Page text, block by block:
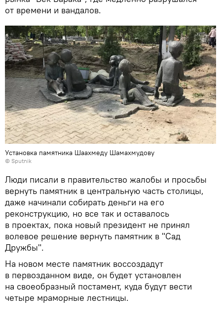
от времени и вандалов.
Установка памятника Шаахмеду Шамахмудову
© Sputnik
Люди писали в правительство жалобы и просьбы
вернуть памятник в центральную часть столицы,
даже начинали собирать деньги на его
реконструкцию, но все так и оставалось
в проектах, пока новый президент не принял
волевое решение вернуть памятник в "Сад
Дружбы".
На новом месте памятник воссоздадут
в первозданном виде, он будет установлен
на своеобразный постамент, куда будут вести
четыре мраморные лестницы.